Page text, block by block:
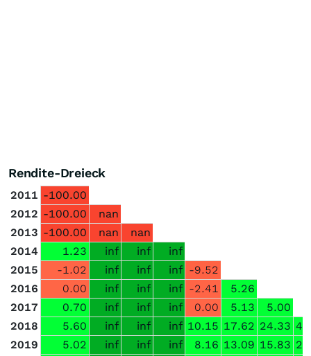
Rendite-Dreieck
2011 -100.00
2012 -100.00
nan
2013 -100.00 nan
nan
2014
1.23 inf inf
inf
2015
-1.02 inf inf inf -9.52
2016
0.00 inf inf inf -2.41
5.26
2017
0.70 inf inf inf 0.00 5.13
5.00
2018
5.60 inf inf inf 10.15 17.62 24.33
2019
5.02 inf inf inf 8.16 13.09 15.83